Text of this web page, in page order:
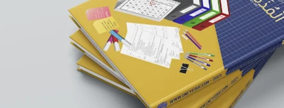
عدة الدخول المدرسي 2023/2024 النسخة العربية بصيغتين [PDF] و [DOCX]